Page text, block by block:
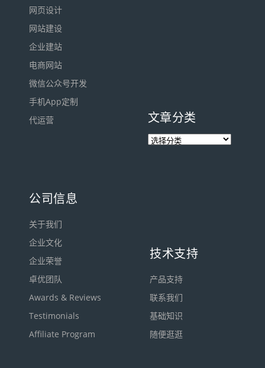
网页设计
网站建设
企业建站
电商网站
微信公众号开发
手机App定制
代运营
文章分类
公司信息
关于我们
企业文化
企业荣誉
卓优团队
Awards & Reviews
Testimonials
Affiliate Program
技术支持
产品支持
联系我们
基础知识
随便逛逛